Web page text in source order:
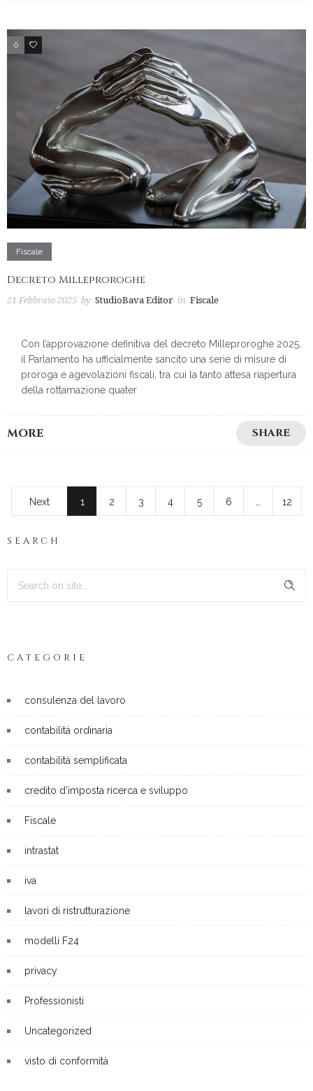
0 2
Fiscale
Decreto Milleproroghe
21 Febbraio 2025 by StudioBava Editor in Fiscale
Con l’approvazione definitiva del decreto Milleproroghe 2025,
il Parlamento ha ufficialmente sancito una serie di misure di
proroga e agevolazioni fiscali, tra cui la tanto attesa riapertura
della rottamazione quater
MORE SHARE
Next 1 2 3 4 5 6 … 12
SEARCH
CATEGORIE
consulenza del lavoro
contabilità ordinaria
contabilità semplificata
credito d'imposta ricerca e sviluppo
Fiscale
intrastat
iva
lavori di ristrutturazione
modelli F24
privacy
Professionisti
Uncategorized
visto di conformità